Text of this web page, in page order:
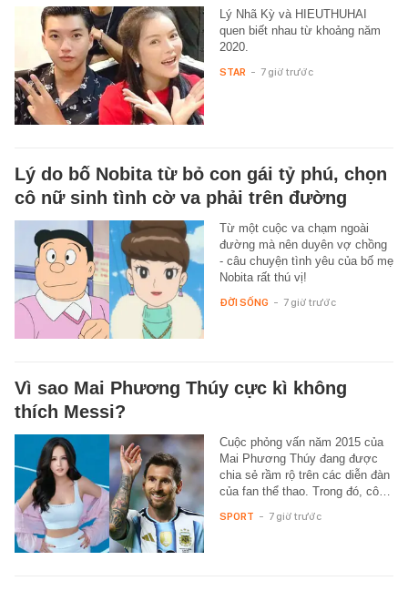
Lý Nhã Kỳ và HIEUTHUHAI
quen biết nhau từ khoảng năm
2020.
STAR - 7 giờ trước
Lý do bố Nobita từ bỏ con gái tỷ phú, chọn
cô nữ sinh tình cờ va phải trên đường
Từ một cuộc va chạm ngoài
đường mà nên duyên vợ chồng
- câu chuyện tình yêu của bố mẹ
Nobita rất thú vị!
ĐỜI SỐNG - 7 giờ trước
Vì sao Mai Phương Thúy cực kì không
thích Messi?
Cuộc phỏng vấn năm 2015 của
Mai Phương Thúy đang được
chia sẻ rầm rộ trên các diễn đàn
của fan thể thao. Trong đó, cô…
SPORT - 7 giờ trước